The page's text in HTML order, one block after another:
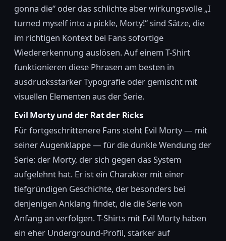
gonna die“ oder das schlichte aber wirkungsvolle „I
turned myself into a pickle, Morty!“ sind Sätze, die
im richtigen Kontext bei Fans sofortige
Wiedererkennung auslösen. Auf einem T-Shirt
funktionieren diese Phrasen am besten in
ausdrucksstarker Typografie oder gemischt mit
visuellen Elementen aus der Serie.
Evil Morty und der Rat der Ricks
Für fortgeschrittenere Fans steht Evil Morty — mit
seiner Augenklappe — für die dunkle Wendung der
Serie: der Morty, der sich gegen das System
aufgelehnt hat. Er ist ein Charakter mit einer
tiefgründigen Geschichte, der besonders bei
denjenigen Anklang findet, die die Serie von
Anfang an verfolgen. T-Shirts mit Evil Morty haben
ein eher Underground-Profil, stärker auf